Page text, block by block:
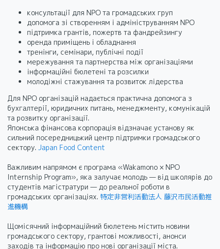
консультації для NPO та громадських груп
допомога зі створенням і адмініструванням NPO
підтримка грантів, пожертв та фандрейзингу
оренда приміщень і обладнання
тренінги, семінари, публічні події
мережування та партнерства між організаціями
інформаційні бюлетені та розсилки
молодіжні стажування та розвиток лідерства
Для NPO організацій надається практична допомога з
бухгалтерії, юридичних питань, менеджменту, комунікацій
та розвитку організації.
Японська фінансова корпорація відзначає установу як
сильний посередницький центр підтримки громадського
сектору. Japan Food Content
Важливим напрямом є програма «Wakamono × NPO
Internship Program», яка залучає молодь — від школярів до
студентів магістратури — до реальної роботи в
громадських організаціях. 特定非営利活動法人 藤沢市民活動推
進機構
Щомісячний інформаційний бюлетень містить новини
громадського сектору, грантові можливості, анонси
заходів та інформацію про нові організації міста.